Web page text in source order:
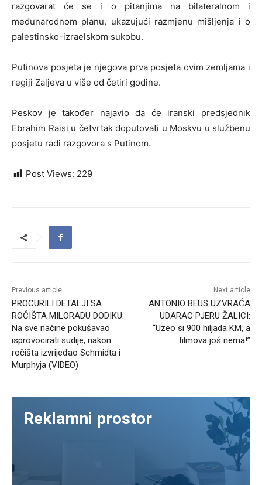
razgovarat će se i o pitanjima na bilateralnom i
međunarodnom planu, ukazujući razmjenu mišljenja i o
palestinsko-izraelskom sukobu.
Putinova posjeta je njegova prva posjeta ovim zemljama i
regiji Zaljeva u više od četiri godine.
Peskov je također najavio da će iranski predsjednik
Ebrahim Raisi u četvrtak doputovati u Moskvu u službenu
posjetu radi razgovora s Putinom.​​​​
Post Views: 229
Previous article
PROCURILI DETALJI SA
ROČIŠTA MILORADU DODIKU:
Na sve načine pokušavao
isprovocirati sudije, nakon
ročišta izvrijeđao Schmidta i
Murphyja (VIDEO)
Next article
ANTONIO BEUS UZVRAĆA
UDARAC PJERU ŽALICI:
“Uzeo si 900 hiljada KM, a
filmova još nema!”
Reklamni prostor